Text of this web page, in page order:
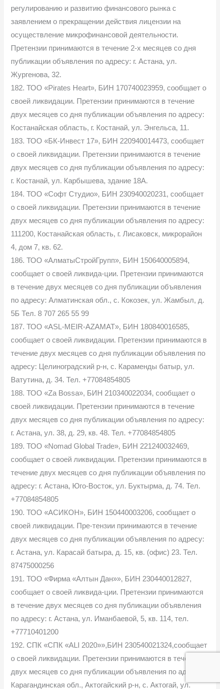
регулированию и развитию финансового рынка с
заявлением о прекращении действия лицензии на
осуществление микрофинансовой деятельности.
Претензии принимаются в течение 2-х месяцев со дня
публикации объявления по адресу: г. Астана, ул.
Жургенова, 32.
182. ТОО «Pirates Heart», БИН 170740023959, сообщает о
своей ликвидации. Претензии принимаются в течение
двух месяцев со дня публикации объявления по адресу:
Костанайская область, г. Костанай, ул. Энгельса, 11.
183. ТОО «БК-Инвест 17», БИН 220940014473, сообщает
о своей ликвидации. Претензии принимаются в течение
двух месяцев со дня публикации объявления по адресу:
г. Костанай, ул. Карбышева, здание 18А.
184. ТОО «Софт Студио», БИН 230940020231, сообщает
о своей ликвидации. Претензии принимаются в течение
двух месяцев со дня публикации объявления по адресу:
111200, Костанайская область, г. Лисаковск, микрорайон
4, дом 7, кв. 62.
186. ТОО «АлматыСтройГрупп», БИН 150640005894,
сообщает о своей ликвида-ции. Претензии принимаются
в течение двух месяцев со дня публикации объявления
по адресу: Алматинская обл., с. Кокозек, ул. Жамбыл, д.
5Б Тел. 8 707 265 55 99
187. ТОО «ASL-MEIR-AZAMAT», БИН 180840016585,
сообщает о своей ликвидации. Претензии принимаются в
течение двух месяцев со дня публикации объявления по
адресу: Целиноградский р-н, с. Караменды батыр, ул.
Ватутина, д. 34. Тел. +77084854805
188. ТОО «Za Bossa», БИН 210340022034, сообщает о
своей ликвидации. Претензии принимаются в течение
двух месяцев со дня публикации объявления по адресу:
г. Астана, ул. 38, д. 29, кв. 48. Тел. +77084854805
189. ТОО «Nomad Global Trade», БИН 221240032469,
сообщает о своей ликвидации. Претензии принимаются в
течение двух месяцев со дня публикации объявления по
адресу: г. Астана, Юго-Восток, ул. Буктырма, д. 74. Тел.
+77084854805
190. ТОО «АСИКОН», БИН 150440003206, сообщает о
своей ликвидации. Пре-тензии принимаются в течение
двух месяцев со дня публикации объявления по адресу:
г. Астана, ул. Карасай батыра, д. 15, кв. (офис) 23. Тел.
87475000256
191. ТОО «Фирма «Алтын Дан»», БИН 230440012827,
сообщает о своей ликвида-ции. Претензии принимаются
в течение двух месяцев со дня публикации объявления
по адресу: г. Астана, ул. Иманбаевой, 5, кв. 114, тел.
+77710401200
192. СПК «СПК «ALI 2020»»,БИН 230540021324,сообщает
о своей ликвидации. Претензии принимаются в течение
двух месяцев со дня публикации объявления по адресу:
Карагандинская обл., Актогайский р-н, с. Актогай, ул.